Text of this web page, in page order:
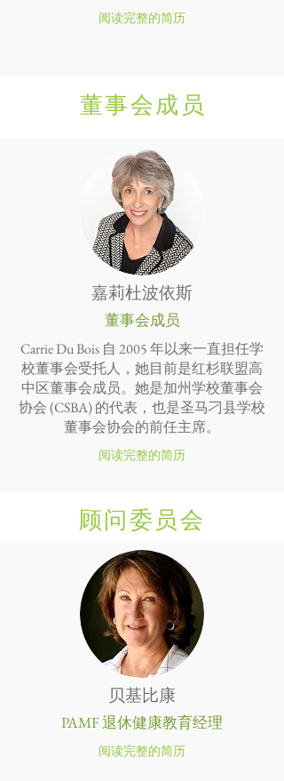
阅读完整的简历
董事会成员
嘉莉杜波依斯
董事会成员
Carrie Du Bois 自 2005 年以来一直担任学
校董事会受托人，她目前是红杉联盟高
中区董事会成员。她是加州学校董事会
协会 (CSBA) 的代表，也是圣马刁县学校
董事会协会的前任主席。
阅读完整的简历
顾问委员会
贝基比康
PAMF 退休健康教育经理
阅读完整的简历